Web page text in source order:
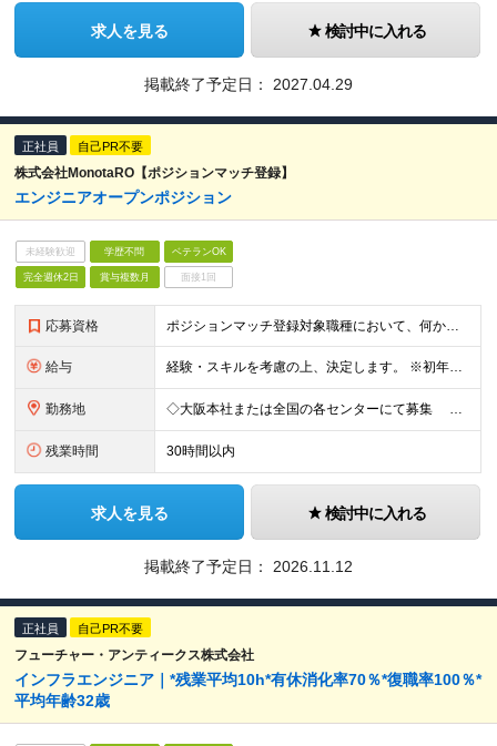
求人を見る 検討中に入れる
掲載終了予定日： 2027.04.29
正社員 自己PR不要
株式会社MonotaRO【ポジションマッチ登録】
エンジニアオープンポジション
未経験歓迎 学歴不問 ベテランOK
完全週休2日 賞与複数月 面接1回
応募資格 ポジションマッチ登録対象職種において、何かしらの知識・経験を有する方 【活かせる経験・スキル】 ポジションマッチ登録対象職種に関連する知識・経験 ※該当ポジションが数多く存在する為、様々な経験が活か
給与 経験・スキルを考慮の上、決定します。 ※初年度想定年収：年収400万円～1200万円 ※残業代は別途支給いたします。詳細は面接にてご説明いたします。 ※試用期間3ヵ月あり。 試用期間中の待遇変更や雇
勤務地 ◇大阪本社または全国の各センターにて募集 転勤は当面の間ありません。 【本社】 大阪府大阪市北区梅田3-2-2 JPタワー大阪 22F 【東京オフィス】 東京都港区赤坂2丁目17番22号 赤坂ト
残業時間 30時間以内
求人を見る 検討中に入れる
掲載終了予定日： 2026.11.12
正社員 自己PR不要
フューチャー・アンティークス株式会社
インフラエンジニア｜*残業平均10h*有休消化率70％*復職率100％*
平均年齢32歳